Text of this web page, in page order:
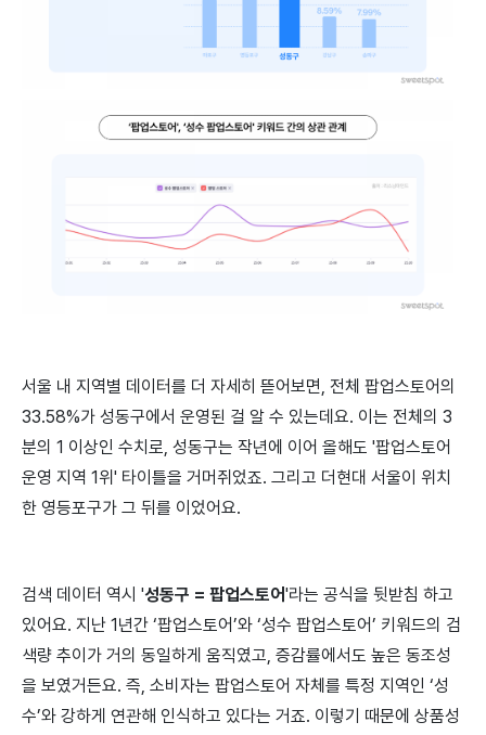
서울 내 지역별 데이터를 더 자세히 뜯어보면, 전체 팝업스토어의
33.58%가 성동구에서 운영된 걸 알 수 있는데요. 이는 전체의 3
분의 1 이상인 수치로, 성동구는 작년에 이어 올해도 '팝업스토어
운영 지역 1위' 타이틀을 거머쥐었죠. 그리고 더현대 서울이 위치
한 영등포구가 그 뒤를 이었어요.
검색 데이터 역시 '성동구 = 팝업스토어'라는 공식을 뒷받침 하고
있어요. 지난 1년간 ‘팝업스토어’와 ‘성수 팝업스토어’ 키워드의 검
색량 추이가 거의 동일하게 움직였고, 증감률에서도 높은 동조성
을 보였거든요. 즉, 소비자는 팝업스토어 자체를 특정 지역인 ‘성
수’와 강하게 연관해 인식하고 있다는 거죠. 이렇기 때문에 상품성